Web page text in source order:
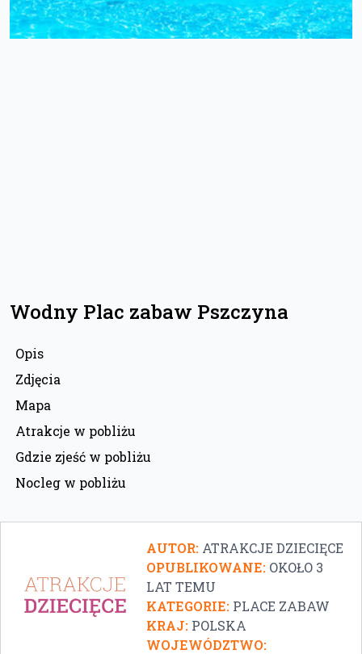
Wodny Plac zabaw Pszczyna
Opis
Zdjęcia
Mapa
Atrakcje w pobliżu
Gdzie zjeść w pobliżu
Nocleg w pobliżu
AUTOR: ATRAKCJE DZIECIĘCE
OPUBLIKOWANE: OKOŁO 3
LAT TEMU
KATEGORIE: PLACE ZABAW
KRAJ: POLSKA
WOJEWÓDZTWO: